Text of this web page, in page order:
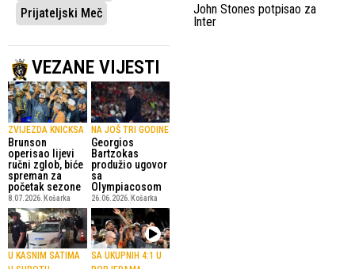
Prijateljski Meč
VEZANE VIJESTI
ZVIJEZDA KNICKSA
Brunson
operisao lijevi
ručni zglob, biće
spreman za
početak sezone
8.07.2026. Košarka
NA JOŠ TRI GODINE
Georgios
Bartzokas
produžio ugovor
sa
Olympiacosom
26.06.2026. Košarka
U KASNIM SATIMA
SA UKUPNIH 4:1 U
John Stones potpisao za
Inter